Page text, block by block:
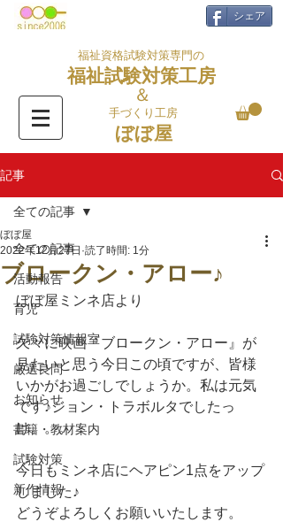
シェア
福祉資格試験対策専門の
福祉試験対策工房
＆
手づくり工房
ぼぼ屋
記事
全ての記事
活動報告
育児
試験対策情報室
厳選良問
お知らせ
書籍・教材案内
試験対策
新作情報
全ての記事
ブロークン・アロー♪
ぼぼ屋
2022年12月27日 読了時間: 1分
ぼぼ屋ミンネ店より
久々に映画『ブロークン・アロー』が
見たいと思う今日この頃ですが、皆様
いかがお過ごしでしょうか。私は元気
です♪ジョン・トラボルタでしたっ
け。。。
今日もミンネ店にヘアピン1点をアップ
しました♪
どうぞよろしくお願いいたします。